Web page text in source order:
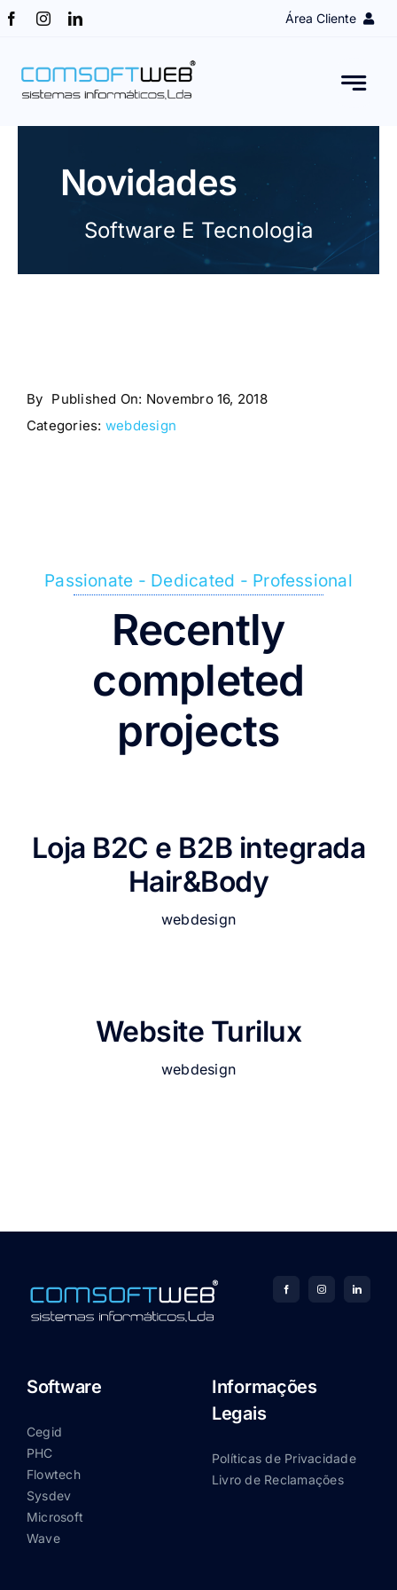
Skip
Área Cliente
Login Cliente
Obter Acesso
Assistência remota
Novidades
Software E Tecnologia
By Published On: Novembro 16, 2018
Categories: webdesign
Passionate - Dedicated - Professional
Recently
completed
projects
Loja B2C e B2B integrada
Hair&Body
webdesign
Website Turilux
webdesign
Software
Cegid
PHC
Flowtech
Sysdev
Microsoft
Wave
Informações
Legais
Políticas de Privacidade
Livro de Reclamações